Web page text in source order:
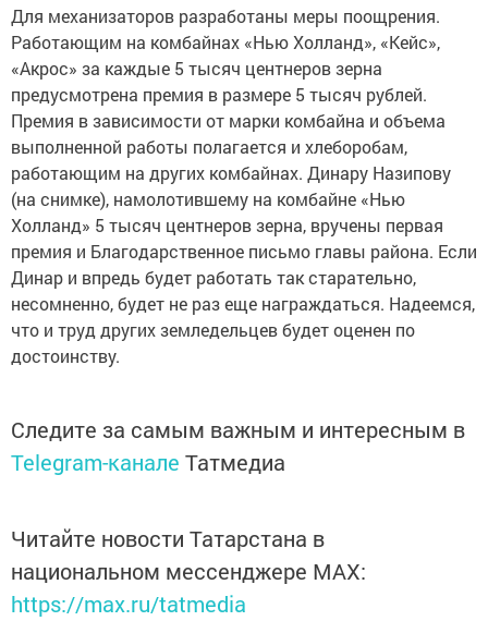
Для механизаторов разработаны меры поощрения.
Работающим на комбайнах «Нью Холланд», «Кейс»,
«Акрос» за каждые 5 тысяч центнеров зерна
предусмотрена премия в размере 5 тысяч рублей.
Премия в зависимости от марки комбайна и объема
выполненной работы полагается и хлеборобам,
работающим на других комбайнах. Динару Назипову
(на снимке), намолотившему на комбайне «Нью
Холланд» 5 тысяч центнеров зерна, вручены первая
премия и Благодарственное письмо главы района. Если
Динар и впредь будет работать так старательно,
несомненно, будет не раз еще награждаться. Надеемся,
что и труд других земледельцев будет оценен по
достоинству.
Следите за самым важным и интересным в
Telegram-канале Татмедиа
Читайте новости Татарстана в
национальном мессенджере MАХ:
https://max.ru/tatmedia